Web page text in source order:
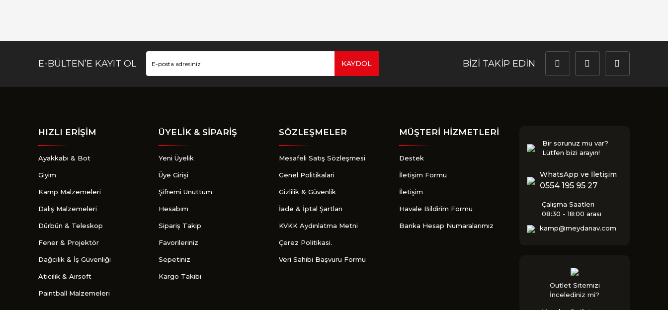
E-BÜLTEN’E KAYIT OL KAYDOL BİZİ TAKİP EDİN
HIZLI ERİŞİM
Ayakkabı & Bot
Giyim
Kamp Malzemeleri
Dalış Malzemeleri
Dürbün & Teleskop
Fener & Projektör
Dağcılık & İş Güvenliği
Atıcılık & Airsoft
Paintball Malzemeleri
ÜYELİK & SİPARİŞ
Yeni Üyelik
Üye Girişi
Şifremi Unuttum
Hesabım
Sipariş Takip
Favorileriniz
Sepetiniz
Kargo Takibi
SÖZLEŞMELER
Mesafeli Satış Sözleşmesi
Genel Politikalari
Gizlilik & Güvenlik
İade & İptal Şartları
KVKK Aydınlatma Metni
Çerez Politikasi.
Veri Sahibi Başvuru Formu
MÜŞTERİ HİZMETLERİ
Destek
İletişim Formu
İletişim
Havale Bildirim Formu
Banka Hesap Numaralarımız
Bir sorunuz mu var?
Lütfen bizi arayın!
WhatsApp ve İletişim
0554 195 95 27
Çalışma Saatleri
08:30 - 18:00 arası
kamp@meydanav.com
Outlet Sitemizi
İncelediniz mi?